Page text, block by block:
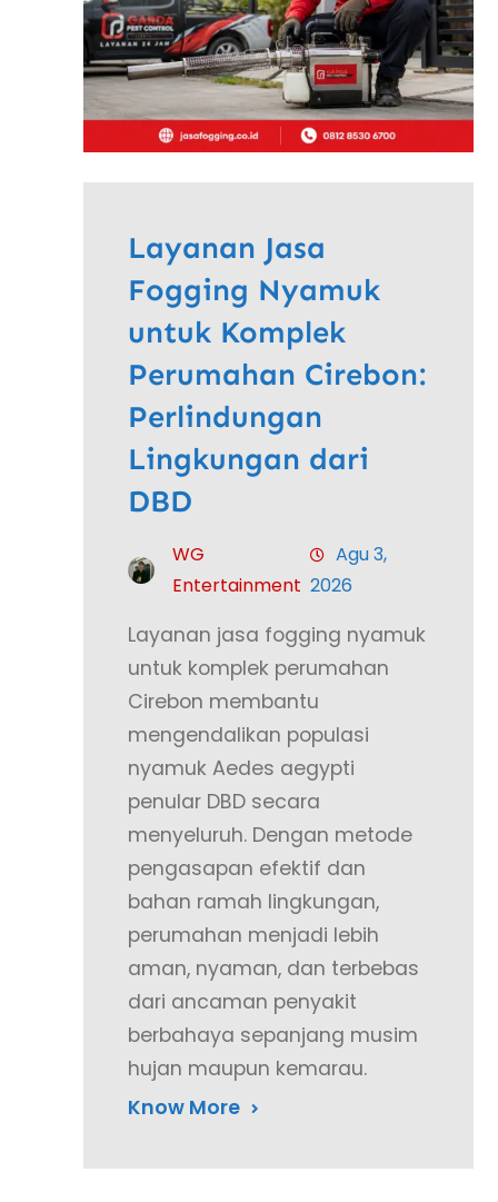
Layanan Jasa
Fogging Nyamuk
untuk Komplek
Perumahan Cirebon:
Perlindungan
Lingkungan dari
DBD
WG
Entertainment
Agu 3,
2026
Layanan jasa fogging nyamuk
untuk komplek perumahan
Cirebon membantu
mengendalikan populasi
nyamuk Aedes aegypti
penular DBD secara
menyeluruh. Dengan metode
pengasapan efektif dan
bahan ramah lingkungan,
perumahan menjadi lebih
aman, nyaman, dan terbebas
dari ancaman penyakit
berbahaya sepanjang musim
hujan maupun kemarau.
Know More